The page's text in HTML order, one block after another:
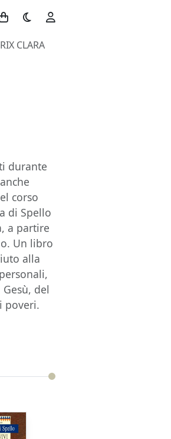
Toggle theme
CLARA
durante
corso
di Spello
a partire
Un libro
alla
del
poveri.